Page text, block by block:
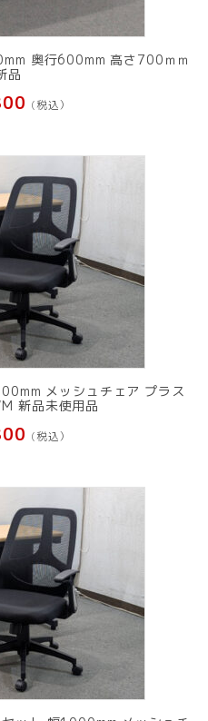
奥行600mm 高さ700ｍｍ
品
(税込）
メッシュチェア プラス
新品未使用品
(税込）